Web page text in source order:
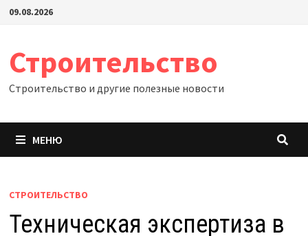
Перейти
09.08.2026
Строительство
Строительство и другие полезные новости
МЕНЮ
СТРОИТЕЛЬСТВО
Техническая экспертиза в